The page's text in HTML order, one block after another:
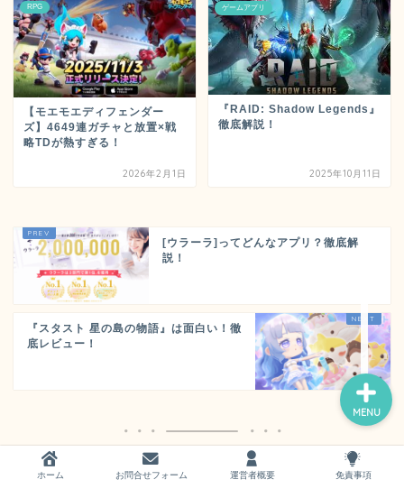
RPG
【モエモエディフェンダー
ズ】4649連ガチャと放置×戦
略TDが熱すぎる！
2026年2月1日
ゲームアプリ
『RAID: Shadow Legends』
徹底解説！
2025年10月11日
[ウラーラ]ってどんなアプリ？徹底解
説！
『スタスト 星の島の物語』は面白い！徹
底レビュー！
検索ホーム お問合せフォーム 運営者概要 免責事項
MENU
運営者概要